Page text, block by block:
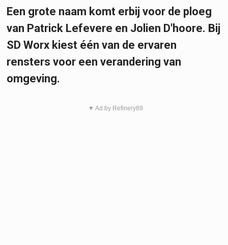
Een grote naam komt erbij voor de ploeg
van Patrick Lefevere en Jolien D'hoore. Bij
SD Worx kiest één van de ervaren
rensters voor een verandering van
omgeving.
▼ Ad by Refinery89